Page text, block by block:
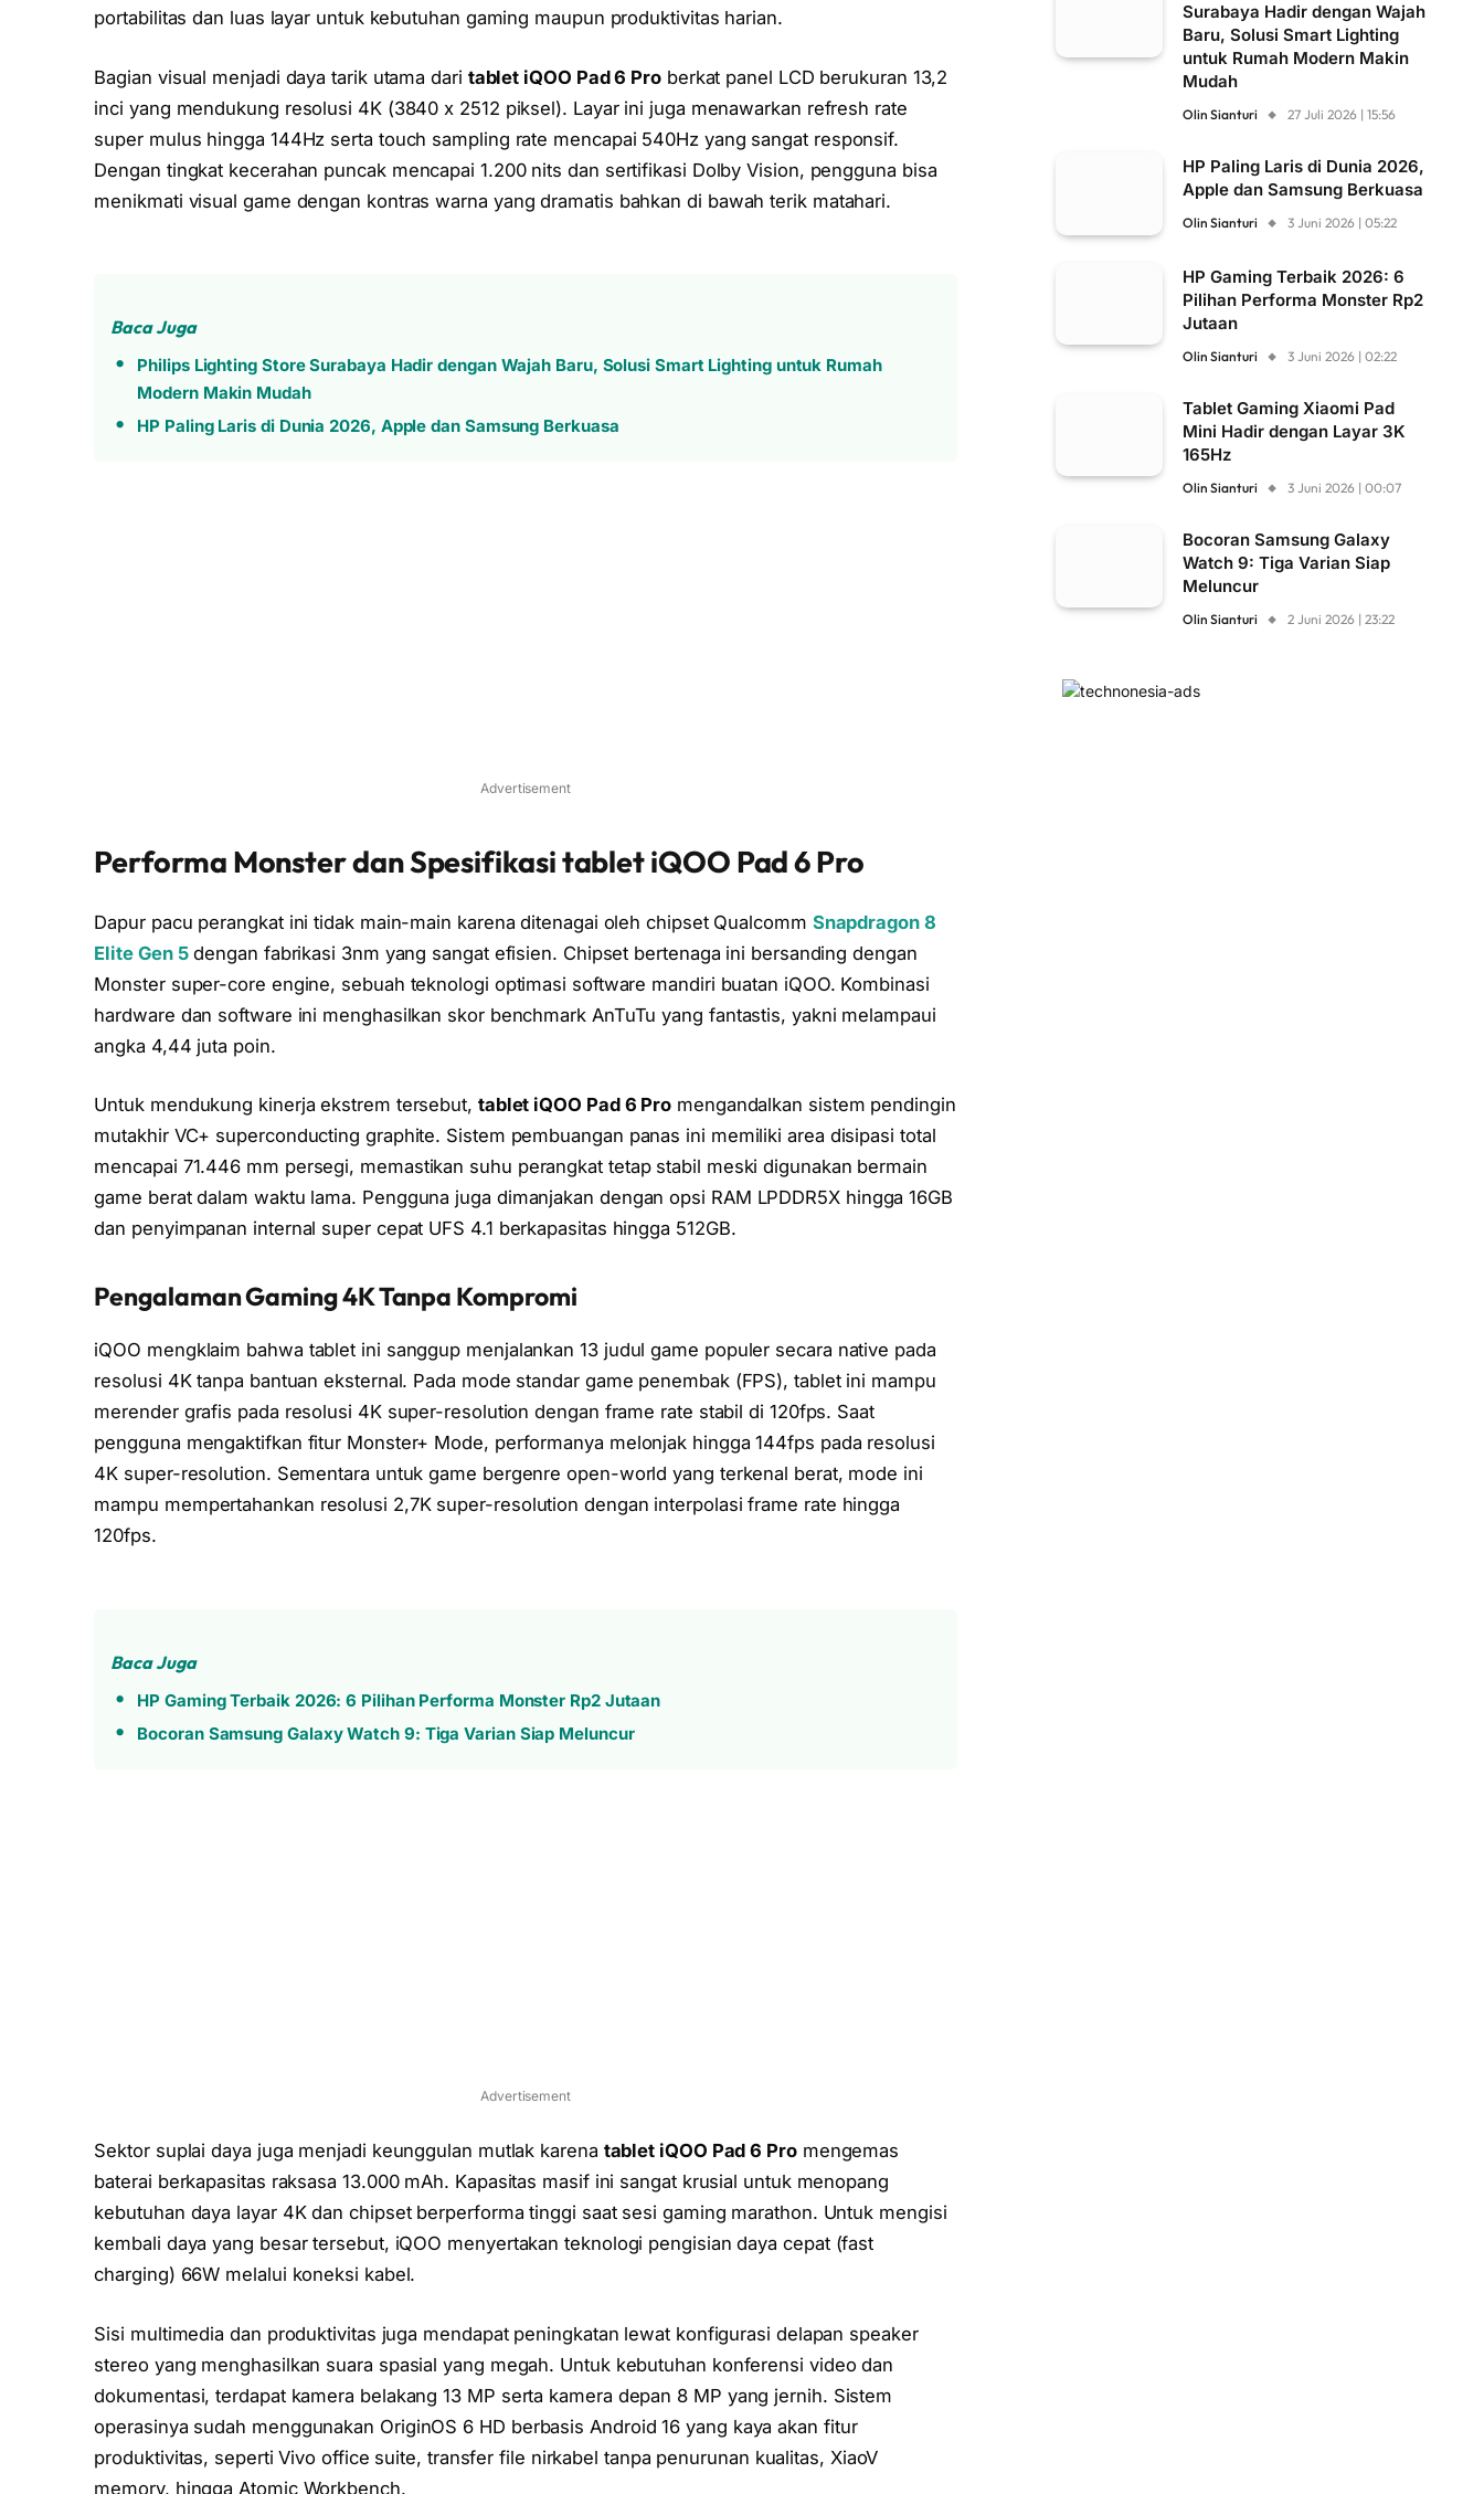
portabilitas dan luas layar untuk kebutuhan gaming maupun produktivitas harian.
Bagian visual menjadi daya tarik utama dari tablet iQOO Pad 6 Proberkat panel LCD berukuran 13,2
inci yang mendukung resolusi 4K (3840 x 2512 piksel). Layar ini juga menawarkan refresh rate
super mulus hingga 144Hz serta touch sampling rate mencapai 540Hz yang sangat responsif.
Dengan tingkat kecerahan puncak mencapai 1.200 nits dan sertifikasi Dolby Vision, pengguna bisa
menikmati visual game dengan kontras warna yang dramatis bahkan di bawah terik matahari.
Baca Juga
Philips Lighting Store Surabaya Hadir dengan Wajah Baru, Solusi Smart Lighting untuk Rumah
Modern Makin Mudah
HP Paling Laris di Dunia 2026, Apple dan Samsung Berkuasa
Advertisement
Performa Monster dan Spesifikasitablet iQOO Pad 6 Pro
Dapur pacu perangkat ini tidak main-main karena ditenagai oleh chipset Qualcomm Snapdragon 8
Elite Gen 5dengan fabrikasi 3nm yang sangat efisien. Chipset bertenaga ini bersanding dengan
Monster super-core engine, sebuah teknologi optimasi software mandiri buatan iQOO. Kombinasi
hardware dan software ini menghasilkan skor benchmark AnTuTu yang fantastis, yakni melampaui
angka 4,44 juta poin.
Untuk mendukung kinerja ekstrem tersebut, tablet iQOO Pad 6 Pro mengandalkan sistem pendingin
mutakhir VC+ superconducting graphite. Sistem pembuangan panas ini memiliki area disipasi total
mencapai 71.446 mm persegi, memastikan suhu perangkat tetap stabil meski digunakan bermain
game berat dalam waktu lama. Pengguna juga dimanjakan dengan opsi RAM LPDDR5X hingga 16GB
dan penyimpanan internal super cepat UFS 4.1 berkapasitas hingga 512GB.
Pengalaman Gaming 4K Tanpa Kompromi
iQOO mengklaim bahwa tablet ini sanggup menjalankan 13 judul game populer secara native pada
resolusi 4K tanpa bantuan eksternal. Pada mode standar game penembak (FPS), tablet ini mampu
merender grafis pada resolusi 4K super-resolution dengan frame rate stabil di 120fps. Saat
pengguna mengaktifkan fitur Monster+ Mode, performanya melonjak hingga 144fps pada resolusi
4K super-resolution. Sementara untuk game bergenre open-world yang terkenal berat, mode ini
mampu mempertahankan resolusi 2,7K super-resolution dengan interpolasi frame rate hingga
120fps.
Baca Juga
HP Gaming Terbaik 2026: 6 Pilihan Performa Monster Rp2 Jutaan
Bocoran Samsung Galaxy Watch 9: Tiga Varian Siap Meluncur
Advertisement
Sektor suplai daya juga menjadi keunggulan mutlak karena tablet iQOO Pad 6 Promengemas
baterai berkapasitas raksasa 13.000 mAh. Kapasitas masif ini sangat krusial untuk menopang
kebutuhan daya layar 4K dan chipset berperforma tinggi saat sesi gaming marathon. Untuk mengisi
kembali daya yang besar tersebut, iQOO menyertakan teknologi pengisian daya cepat (fast
charging) 66W melalui koneksi kabel.
Sisi multimedia dan produktivitas juga mendapat peningkatan lewat konfigurasi delapan speaker
stereo yang menghasilkan suara spasial yang megah. Untuk kebutuhan konferensi video dan
dokumentasi, terdapat kamera belakang 13 MP serta kamera depan 8 MP yang jernih. Sistem
operasinya sudah menggunakan OriginOS 6 HD berbasis Android 16 yang kaya akan fitur
produktivitas, seperti Vivo office suite, transfer file nirkabel tanpa penurunan kualitas, XiaoV
memory, hingga Atomic Workbench.
Surabaya Hadir dengan Wajah
Baru, Solusi Smart Lighting
untuk Rumah Modern Makin
Mudah
Olin Sianturi 27 Juli 2026 | 15:56
HP Paling Laris di Dunia 2026,
Apple dan Samsung Berkuasa
Olin Sianturi 3 Juni 2026 | 05:22
HP Gaming Terbaik 2026: 6
Pilihan Performa Monster Rp2
Jutaan
Olin Sianturi 3 Juni 2026 | 02:22
Tablet Gaming Xiaomi Pad
Mini Hadir dengan Layar 3K
165Hz
Olin Sianturi 3 Juni 2026 | 00:07
Bocoran Samsung Galaxy
Watch 9: Tiga Varian Siap
Meluncur
Olin Sianturi 2 Juni 2026 | 23:22